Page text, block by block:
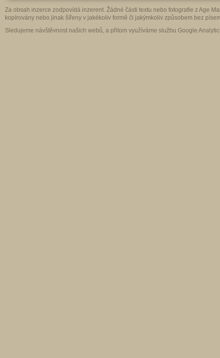
Za obsah inzerce zodpovídá inzerent. Žádné části textu nebo fotografie z Age
kopírovány nebo jinak šířeny v jakékoliv formě či jakýmkoliv způsobem bez
Sledujeme návštěvnost našich webů, a přitom využíváme službu Google